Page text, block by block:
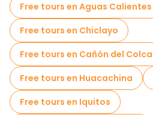
Free tours en Aguas Calientes
Free tours en Chiclayo
Free tours en Cañón del Colca
Free tours en Huacachina
Free tours en Iquitos